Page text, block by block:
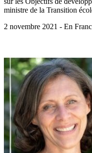
ministre de la Transition
2 novembre 2021 - En